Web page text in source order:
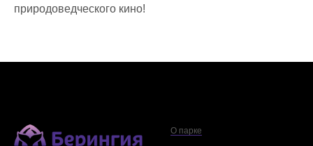
природоведческого кино!
О парке